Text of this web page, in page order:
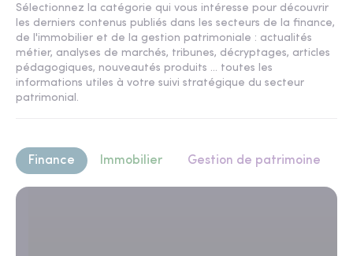
Sélectionnez la catégorie qui vous intéresse pour découvrir
les derniers contenus publiés dans les secteurs de la finance,
de l'immobilier et de la gestion patrimoniale : actualités
métier, analyses de marchés, tribunes, décryptages, articles
pédagogiques, nouveautés produits ... toutes les
informations utiles à votre suivi stratégique du secteur
patrimonial.
Finance Immobilier Gestion de patrimoine